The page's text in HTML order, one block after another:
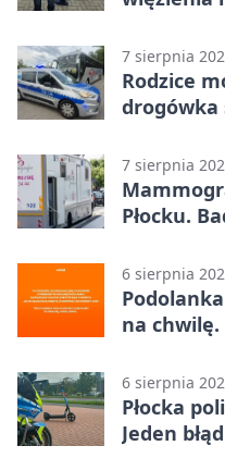
7 sierpnia
Rodzice
drogówka
7 sierpnia
Płocku.
6 sierpnia
na chwilę.
6 sierpnia
Płocka
Jeden